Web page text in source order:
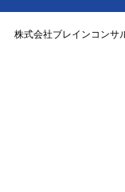
株式会社ブレインコンサ